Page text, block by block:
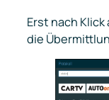
Erst nach Klick
die